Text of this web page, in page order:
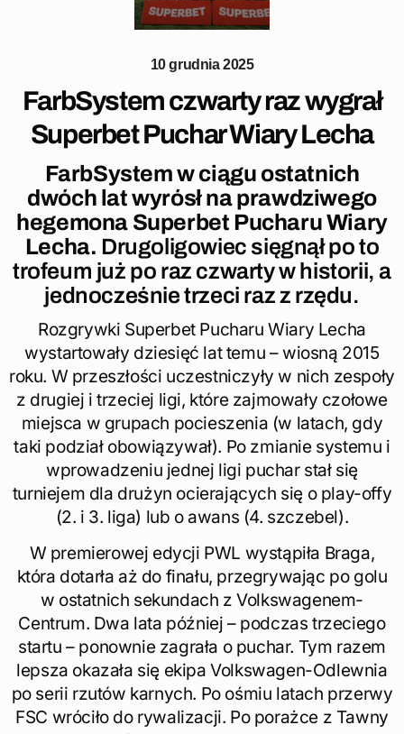
10 grudnia 2025
FarbSystem czwarty raz wygrał
Superbet Puchar Wiary Lecha
FarbSystem w ciągu ostatnich
dwóch lat wyrósł na prawdziwego
hegemona Superbet Pucharu Wiary
Lecha. Drugoligowiec sięgnął po to
trofeum już po raz czwarty w historii, a
jednocześnie trzeci raz z rzędu.
Rozgrywki Superbet Pucharu Wiary Lecha
wystartowały dziesięć lat temu – wiosną 2015
roku. W przeszłości uczestniczyły w nich zespoły
z drugiej i trzeciej ligi, które zajmowały czołowe
miejsca w grupach pocieszenia (w latach, gdy
taki podział obowiązywał). Po zmianie systemu i
wprowadzeniu jednej ligi puchar stał się
turniejem dla drużyn ocierających się o play-offy
(2. i 3. liga) lub o awans (4. szczebel).
W premierowej edycji PWL wystąpiła Braga,
która dotarła aż do finału, przegrywając po golu
w ostatnich sekundach z Volkswagenem-
Centrum. Dwa lata później – podczas trzeciego
startu – ponownie zagrała o puchar. Tym razem
lepsza okazała się ekipa Volkswagen-Odlewnia
po serii rzutów karnych. Po ośmiu latach przerwy
FSC wróciło do rywalizacji. Po porażce z Tawny